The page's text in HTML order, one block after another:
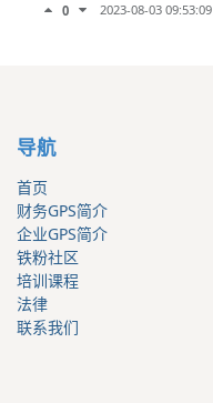
0 2023-08-03 09:53:09
导航
首页
财务GPS简介
企业GPS简介
铁粉社区
培训课程
法律
联系我们